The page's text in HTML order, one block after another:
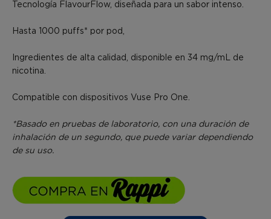
Tecnología FlavourFlow, diseñada para un sabor intenso.
Hasta 1000 puffs* por pod,
Ingredientes de alta calidad, disponible en 34 mg/mL de
nicotina.
Compatible con dispositivos Vuse Pro One.
*Basado en pruebas de laboratorio, con una duración de
inhalación de un segundo, que puede variar dependiendo
de su uso.